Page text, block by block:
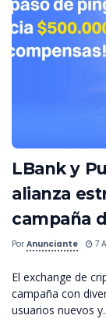
LBank y
alianza
campaña
Por Anunciante 7
El exchange de
campaña con
usuarios nuevos